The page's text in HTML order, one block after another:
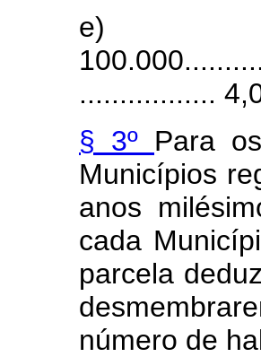
e)
.................
§ 3º Para
Municípios
anos
cada
parcela
número de